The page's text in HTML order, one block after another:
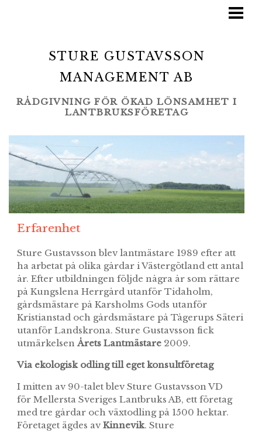
MORGONDAGENS ODLINGSSYSTEM
STURE GUSTAVSSON
MANAGEMENT AB
RÅDGIVNING FÖR ÖKAD LÖNSAMHET I
LANTBRUKSFÖRETAG
Erfarenhet
Sture Gustavsson blev lantmästare 1989 efter att
ha arbetat på olika gårdar i Västergötland ett antal
år. Efter utbildningen följde några år som rättare
på Kungslena Herrgård utanför Tidaholm,
gårdsmästare på Karsholms Gods utanför
Kristianstad och gårdsmästare på Tågerups Säteri
utanför Landskrona. Sture Gustavsson fick
utmärkelsen Årets Lantmästare2009.
Via ekologisk odling till eget konsultföretag
I mitten av 90-talet blev Sture Gustavsson VD
för Mellersta Sveriges Lantbruks AB, ett företag
med tre gårdar och växtodling på 1500 hektar.
Företaget ägdes av Kinnevik. Sture